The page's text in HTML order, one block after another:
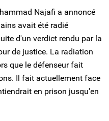
Najafi a annoncé
avait été radié
d'un verdict rendu par la
de justice. La radiation
que le défenseur fait
Il fait actuellement face
en prison jusqu'en